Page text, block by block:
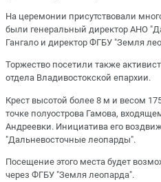
На церемонии присутствовали
были генеральный директор АНО
Гангало и директор ФГБУ "Земля
Торжество посетили также
отдела Владивостокской епархии.
Крест высотой более 8 м и весом
точке полуострова Гамова,
Андреевки. Инициатива его
"Дальневосточные леопарды".
Посещение этого места будет
через ФГБУ "Земля леопарда".